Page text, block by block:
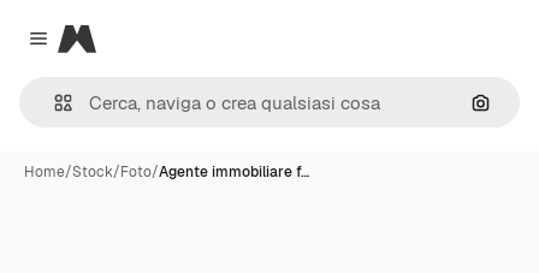
Close menu
Magnific
Cerca
Home/Stock/Foto/Agente immobiliare f…